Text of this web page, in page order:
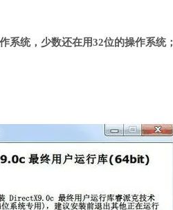
系统，少数还在用32位的操作系统；